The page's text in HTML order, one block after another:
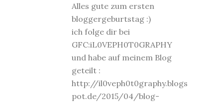
Alles gute zum ersten
bloggergeburtstag :)
ich folge dir bei
GFC:iL0VEPH0T0GRAPHY
und habe auf meinem Blog
geteilt :
http://il0veph0t0graphy.blogs
pot.de/2015/04/blog-